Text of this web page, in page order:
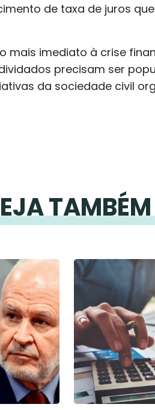
de taxa de juros
mais imediato à crise
precisam ser
da sociedade civil
TAMBÉM